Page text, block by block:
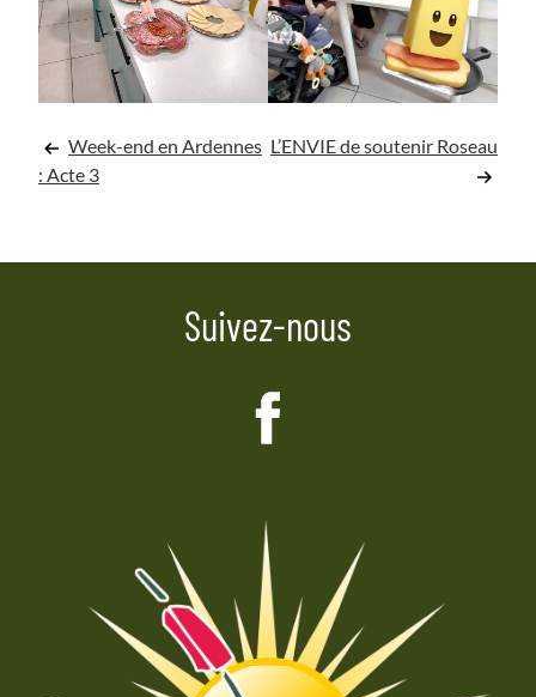
Navigation
l’article
Week-end en Ardennes
: Acte 3
L’ENVIE de soutenir Roseau
Suivez-nous